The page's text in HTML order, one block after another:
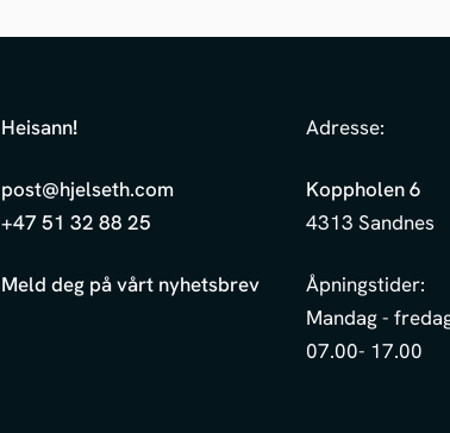
Heisann!
post@hjelseth.com
+47 51 32 88 25
Meld deg på vårt nyhetsbrev
Adresse:
Koppholen 6
4313 Sandnes
Åpningstider:
Mandag -
07.00- 17.00